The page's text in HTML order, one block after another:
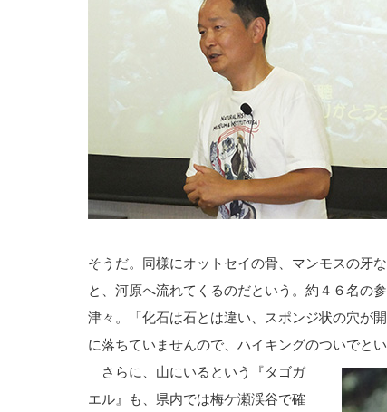
そうだ。同様にオットセイの骨、マンモスの牙
と、河原へ流れてくるのだという。約４６名の
津々。「化石は石とは違い、スポンジ状の穴が
に落ちていませんので、ハイキングのついでと
さらに、山にいるという『タゴガ
エル』も、県内では梅ケ瀬渓谷で確